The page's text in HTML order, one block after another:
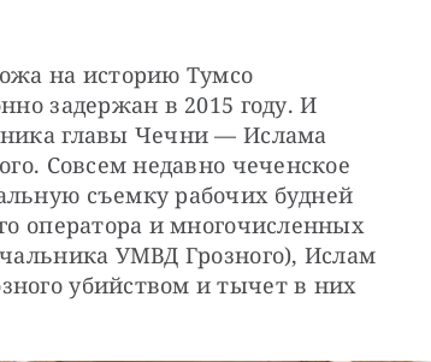
на историю Тумсо
задержан в 2015 году. И
главы Чечни — Ислама
Совсем недавно чеченское
съемку рабочих будней
оператора и многочисленных
УМВД Грозного), Ислам
убийством и тычет в них